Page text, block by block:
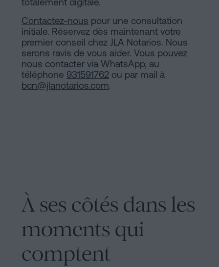
Contactez-nous pour une consultation
initiale. Réservez dès maintenant votre
premier conseil chez JLA Notarios. Nous
serons ravis de vous aider. Vous pouvez
nous contacter via WhatsApp, au
téléphone 931591762 ou par mail à
bcn@jlanotarios.com.
À ses côtés dans les
moments qui
comptent